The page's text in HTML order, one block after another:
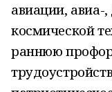
авиации, авиа-,
космической
раннюю